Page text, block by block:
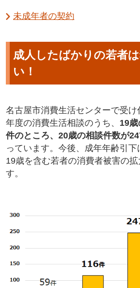
未成年者の契約
成人したばかりの若者
い！
名古屋市消費生活センターで受
年度の消費生活相談のうち、 19
件のところ、20歳の相談件数が
っています。今後、成年年齢引下
19歳を含む若者の消費者被害の拡
す。